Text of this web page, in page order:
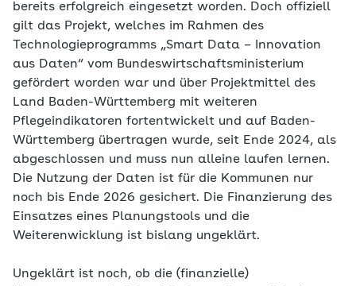
bereits erfolgreich eingesetzt worden. Doch offiziell
gilt das Projekt, welches im Rahmen des
Technologieprogramms „Smart Data – Innovation
aus Daten“ vom Bundeswirtschaftsministerium
gefördert worden war und über Projektmittel des
Land Baden-Württemberg mit weiteren
Pflegeindikatoren fortentwickelt und auf Baden-
Württemberg übertragen wurde, seit Ende 2024, als
abgeschlossen und muss nun alleine laufen lernen.
Die Nutzung der Daten ist für die Kommunen nur
noch bis Ende 2026 gesichert. Die Finanzierung des
Einsatzes eines Planungstools und die
Weiterenwicklung ist bislang ungeklärt.
Ungeklärt ist noch, ob die (finanzielle)